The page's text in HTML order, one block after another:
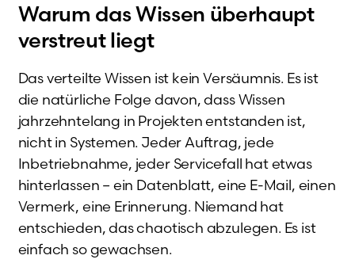
Warum das Wissen überhaupt
verstreut liegt
Das verteilte Wissen ist kein Versäumnis. Es ist
die natürliche Folge davon, dass Wissen
jahrzehntelang in Projekten entstanden ist,
nicht in Systemen. Jeder Auftrag, jede
Inbetriebnahme, jeder Servicefall hat etwas
hinterlassen – ein Datenblatt, eine E-Mail, einen
Vermerk, eine Erinnerung. Niemand hat
entschieden, das chaotisch abzulegen. Es ist
einfach so gewachsen.